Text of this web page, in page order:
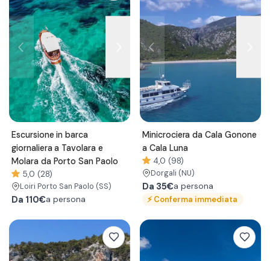
Escursione in barca
giornaliera a Tavolara e
Molara da Porto San Paolo
5,0 (28)
Loiri Porto San Paolo (SS)
Da 110€a persona
Minicrociera da Cala Gonone
a Cala Luna
4,0 (98)
Dorgali (NU)
Da 35€a persona
⚡Conferma immediata